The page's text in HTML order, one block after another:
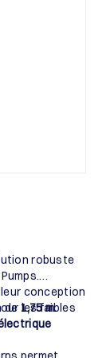
robuste
conception
les faibles
de 1,75 m.